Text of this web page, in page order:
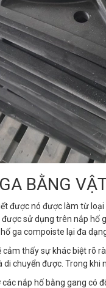
BẰNG
được nó được làm từ
sử dụng trên nắp hố
ga compoiste lại đa
thấy sự khác biệt rõ
chuyển được. Trong khi
nắp hố bằng gang có